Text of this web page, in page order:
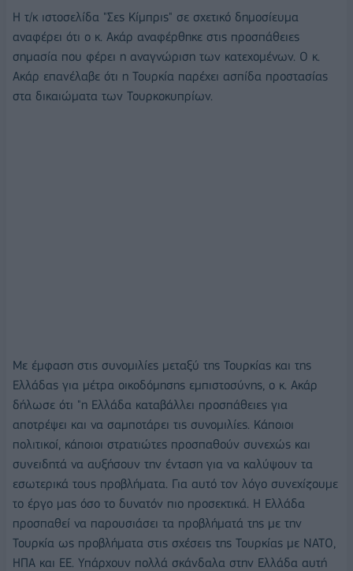
Η τ/κ ιστοσελίδα "Σες Κίμπρις" σε σχετικό δημοσίευμα
αναφέρει ότι ο κ. Ακάρ αναφέρθηκε στις προσπάθειες
σημασία που φέρει η αναγνώριση των κατεχομένων. Ο κ.
Ακάρ επανέλαβε ότι η Τουρκία παρέχει ασπίδα προστασίας
στα δικαιώματα των Τουρκοκυπρίων.
Με έμφαση στις συνομιλίες μεταξύ της Τουρκίας και της
Ελλάδας για μέτρα οικοδόμησης εμπιστοσύνης, ο κ. Ακάρ
δήλωσε ότι "η Ελλάδα καταβάλλει προσπάθειες για
αποτρέψει και να σαμποτάρει τις συνομιλίες. Κάποιοι
πολιτικοί, κάποιοι στρατιώτες προσπαθούν συνεχώς και
συνειδητά να αυξήσουν την ένταση για να καλύψουν τα
εσωτερικά τους προβλήματα. Για αυτό τον λόγο συνεχίζουμε
το έργο μας όσο το δυνατόν πιο προσεκτικά. Η Ελλάδα
προσπαθεί να παρουσιάσει τα προβλήματά της με την
Τουρκία ως προβλήματα στις σχέσεις της Τουρκίας με ΝΑΤΟ,
ΗΠΑ και ΕΕ. Υπάρχουν πολλά σκάνδαλα στην Ελλάδα αυτή